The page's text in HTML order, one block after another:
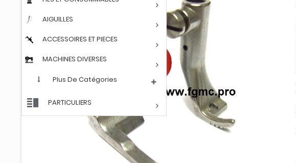
AIGUILLES
ACCESSOIRES ET PIECES
MACHINES DIVERSES
Plus De Catégories
PARTICULIERS